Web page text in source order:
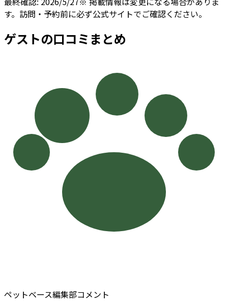
す。訪問・予約前に必ず公式サイトでご確認ください。
ゲストの口コミまとめ
ペットベース編集部コメント